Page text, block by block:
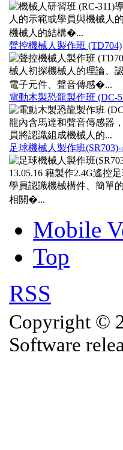
人的示範或學員與機械人
機械人的結構�...
聲控機械人製作班 (TD704)
械人初探機械人的理論、
電子元件、聲音傳感�...
電動木製恐龍製作班 (DC-
龍內含馬達和聲音傳感器
員將認識組成機械人的...
足球機械人製作班
13.05.16 籍製作2.4G遙控
學員認識機械構件、簡單
相關�...
Mobile
Top
RSS
Copyright ©
Software